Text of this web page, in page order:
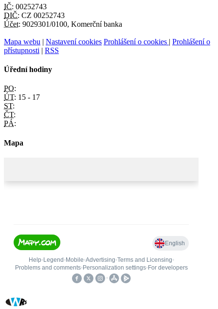
IČ: 00252743
DIČ: CZ 00252743
Účet: 9029301/0100, Komerční banka
Mapa webu | Nastavení cookies Prohlášení o cookies | Prohlášení o
přístupnosti | RSS
Úřední hodiny
PO:
ÚT: 15 - 17
ST:
ČT:
PÁ:
Mapa